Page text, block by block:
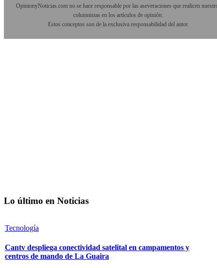
OpinionyNoticias.com no se hace responsable por las aseveraciones que realicen
columnistas en los artículos de opinión.
Estos conceptos son de la exclusiva responsabilidad del autor.
Lo último en Noticias
Tecnología
Cantv despliega conectividad satelital en campamentos y
centros de mando de La Guaira